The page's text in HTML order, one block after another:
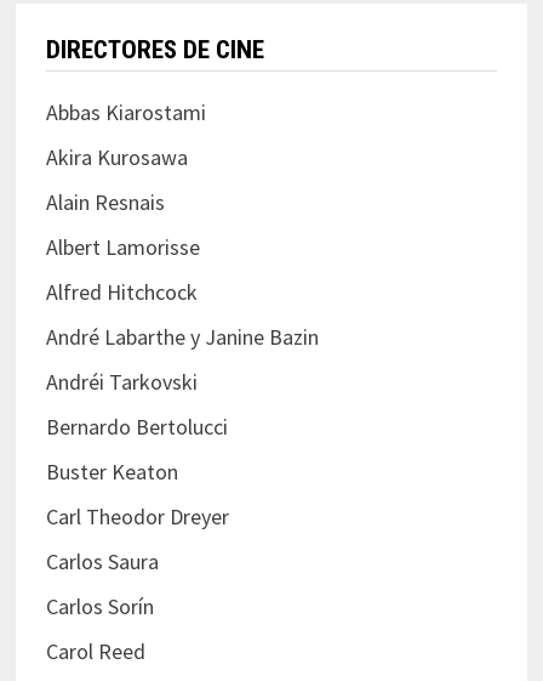
DIRECTORES DE CINE
Abbas Kiarostami
Akira Kurosawa
Alain Resnais
Albert Lamorisse
Alfred Hitchcock
André Labarthe y Janine Bazin
Andréi Tarkovski
Bernardo Bertolucci
Buster Keaton
Carl Theodor Dreyer
Carlos Saura
Carlos Sorín
Carol Reed